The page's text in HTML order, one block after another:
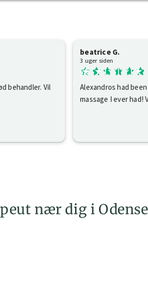
behandler. Vil
beatrice G.
3 uger siden
Alexandros had
massage I ever had!
nær dig i Odense